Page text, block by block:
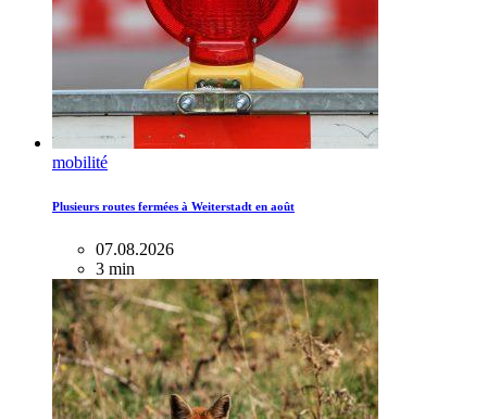
mobilité
Plusieurs routes fermées à Weiterstadt en août
07.08.2026
3 min